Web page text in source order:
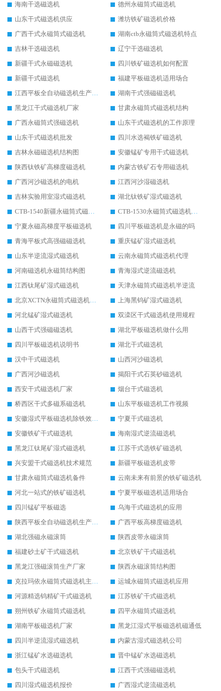
海南干选磁选机
德州永磁筒式磁选机
山东干式磁选机供应
潍坊铁矿磁选机价格
广西干式永磁筒式磁选机
湖南ctb永磁筒式磁选机特点
吉林干选磁选机
辽宁干选磁选机
新疆干式永磁磁选机
四川铁矿磁选机如何配置
新疆干式磁选机
福建平板磁选机适用场合
江西平板全自动磁选机生产厂家
湖南干式强磁磁选机
黑龙江干式磁选机厂家
甘肃永磁筒式磁选机结构
广西永磁筒式强磁选机
山东干式磁选机的工作原理
山东干式磁选机批发
四川水选褐铁矿磁选机
吉林永磁磁选机结构图
安徽锰矿专用干式磁选机
陕西钛铁矿高梯度磁选机
内蒙古铁矿石专用磁选机
广西河沙磁选机的电机
江西河沙湿磁选机
吉林实验用室湿式磁选机
湖北钛铁矿湿式磁选机
CTB-1540新疆永磁筒式磁选机
CTB-1530永磁筒式磁选机代理商
宁夏永磁高梯度平板磁选机
四川平板磁选机是永磁的吗
青海平板式高强磁磁选机
重庆锰矿湿式磁选机
山东半逆流湿式磁选机
云南永磁筒式磁选机代理
河南磁选机永磁筒结构图
青海湿式逆流磁选机
江西钛尾矿湿式磁选机
天津永磁筒式磁选机半逆流
北京XCTN永磁筒式磁选机磁块位置
上海黑钨矿湿式磁选机
河北锰矿湿式磁选机
双滦区干式磁选机使用规程
山西干式强磁磁选机
湖北平板磁选机做什么用
四川平板磁选机说明书
湖北干式磁选机
汉中干式磁选机
山西河沙磁选机
广西河沙磁选机
揭阳干式石英砂磁选机
西安干式磁选机厂家
烟台干式磁选机
桥西区干式多磁系磁选机
山东平板磁选机工作视频
安徽湿式平板磁选机除铁效果怎么样
宁夏干式磁选机
安徽铁矿干式磁选机
海南湿式逆流磁选机
黑龙江钛尾矿湿式磁选机
江苏干式选铁矿磁选机
兴安盟干式磁选机技术规范
新疆平板磁选机皮带
甘肃永磁筒式磁选机备件
云南未来有前景的铁矿磁选机
河北一站式的铁矿磁选机
宁夏平板磁选机适用场合
四川锰矿平板磁选
乌海干式磁选机的应用
陕西平板全自动磁选机生产厂家
广西平板高梯度磁选机
湖北强磁永磁滚筒
陕西皮带永磁滚筒
福建砂土矿干式磁选机
北京铁矿干式磁选机
黑龙江强磁滚筒生产厂家
陕西永磁滚筒结构图
克拉玛依永磁筒式磁选机主要技术参数
运城永磁筒式磁选机应用
河源精选钨精矿干式磁选机
江苏铁矿干式磁选机
朔州铁矿永磁筒式磁选机
四平永磁筒式磁选机
湖南平板磁选机厂家
黑龙江湿式平板磁选机磁通低
四川半逆流湿式磁选机
内蒙古湿式磁选机公司
浙江锰矿水选磁选机
晋中锰矿水选磁选机
包头干式磁选机
江西干式强磁磁选机
四川湿式磁选机报价
广西湿式逆流磁选机